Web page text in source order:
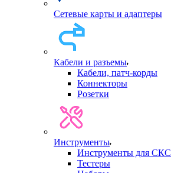
Сетевые карты и адаптеры
Кабели и разъемы
Кабели, патч-корды
Коннекторы
Розетки
Инструменты
Инструменты для СКС
Тестеры